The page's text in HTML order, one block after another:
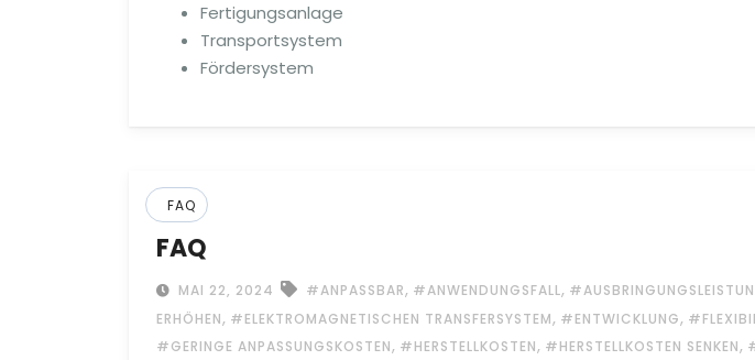
Fertigungsanlage
Transportsystem
Fördersystem
FAQ
FAQ
MAI 22, 2024 #ANPASSBAR, #ANWENDUNGSFALL,
ERHÖHEN, #ELEKTROMAGNETISCHEN TRANSFERSYSTEM, #ENTWICKLUNG,
#GERINGE ANPASSUNGSKOSTEN, #HERSTELLKOSTEN, #HERSTELLKOSTEN SENKEN,